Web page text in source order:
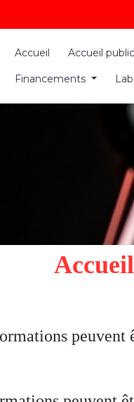
Accueil Accueil
Financements
peuvent